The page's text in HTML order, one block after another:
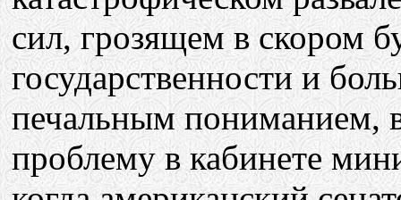
сил, грозящем в скором
государственности и
печальным пониманием,
проблему в кабинете